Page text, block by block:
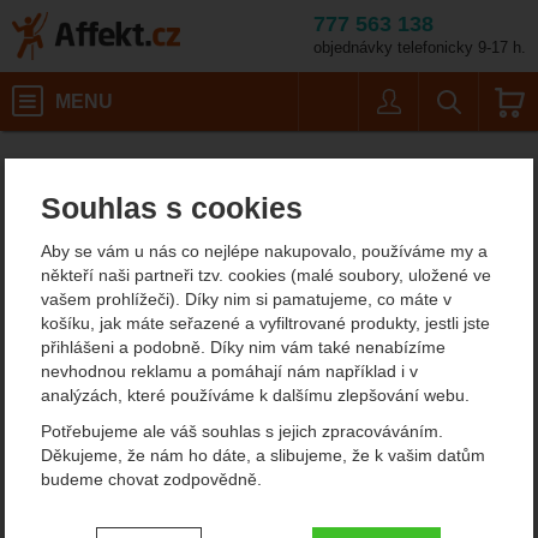
Souhlas s cookies
Aby se vám u nás co nejlépe nakupovalo, používáme my a
někteří naši partneři tzv. cookies (malé soubory, uložené ve
vašem prohlížeči). Díky nim si pamatujeme, co máte v
košíku, jak máte seřazené a vyfiltrované produkty, jestli jste
přihlášeni a podobně. Díky nim vám také nenabízíme
nevhodnou reklamu a pomáhají nám například i v
analýzách, které používáme k dalšímu zlepšování webu.
Potřebujeme ale váš souhlas s jejich zpracováváním.
Děkujeme, že nám ho dáte, a slibujeme, že k vašim datům
budeme chovat zodpovědně.
Nastavení souhlasů s kategoriemi
777 563 138
objednávky telefonicky 9-17 h.
MENU
Barva: černá / Velikost: S
Kama 5028
Fotografie